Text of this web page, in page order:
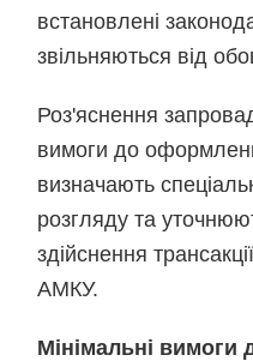
встановлені
звільняються від
Роз'яснення
вимоги до
визначають
розгляду та
здійснення
АМКУ.
Мінімальні вимоги